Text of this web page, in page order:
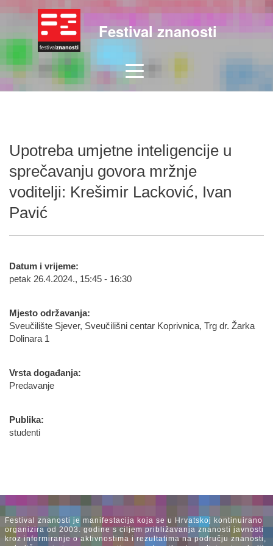
Festival znanosti
Upotreba umjetne inteligencije u
sprečavanju govora mržnje
voditelji: Krešimir Lacković, Ivan
Pavić
Datum i vrijeme:
petak 26.4.2024., 15:45 - 16:30
Mjesto održavanja:
Sveučilište Sjever, Sveučilišni centar Koprivnica, Trg dr. Žarka
Dolinara 1
Vrsta događanja:
Predavanje
Publika:
studenti
Festival znanosti je manifestacija koja se u Hrvatskoj kontinuirano
organizira od 2003. godine s ciljem približavanja znanosti javnosti
kroz informiranje o aktivnostima i rezultatima na području znanosti,